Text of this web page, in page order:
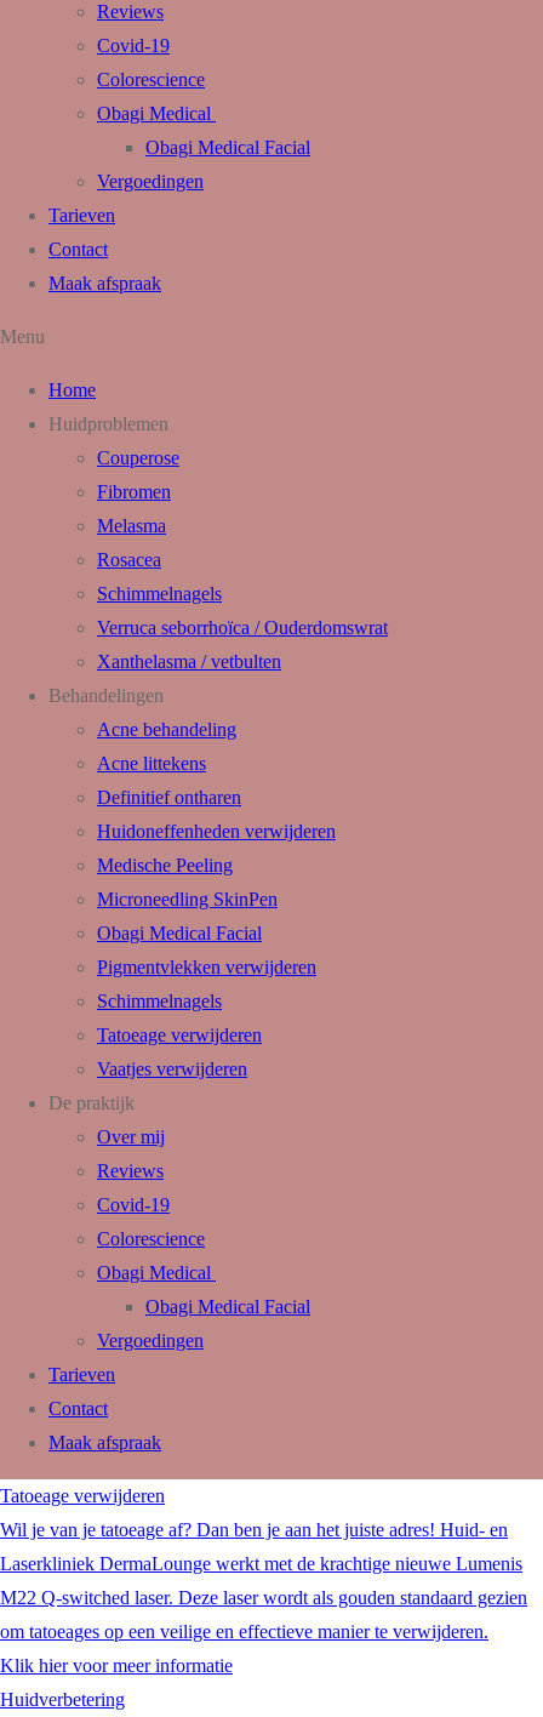
Reviews
Covid-19
Colorescience
Obagi Medical
Obagi Medical Facial
Vergoedingen
Tarieven
Contact
Maak afspraak
Menu
Home
Huidproblemen
Couperose
Fibromen
Melasma
Rosacea
Schimmelnagels
Verruca seborrhoïca / Ouderdomswrat
Xanthelasma / vetbulten
Behandelingen
Acne behandeling
Acne littekens
Definitief ontharen
Huidoneffenheden verwijderen
Medische Peeling
Microneedling SkinPen
Obagi Medical Facial
Pigmentvlekken verwijderen
Schimmelnagels
Tatoeage verwijderen
Vaatjes verwijderen
De praktijk
Over mij
Reviews
Covid-19
Colorescience
Obagi Medical
Obagi Medical Facial
Vergoedingen
Tarieven
Contact
Maak afspraak
Tatoeage verwijderen
Wil je van je tatoeage af? Dan ben je aan het juiste adres! Huid- en
Laserkliniek DermaLounge werkt met de krachtige nieuwe Lumenis
M22 Q-switched laser. Deze laser wordt als gouden standaard gezien
om tatoeages op een veilige en effectieve manier te verwijderen.
Klik hier voor meer informatie
Huidverbetering